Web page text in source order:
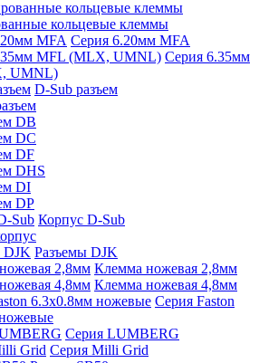
кольцевые клеммы
Серия 6.20мм MFA
Серия 6.35мм
UMNL)
D-Sub разъем
DB
DC
DF
DHS
DI
DP
Корпус D-Sub
Разъемы DJK
Клемма ножевая 2,8мм
Клемма ножевая 4,8мм
Серия Faston
Серия LUMBERG
Серия Milli Grid